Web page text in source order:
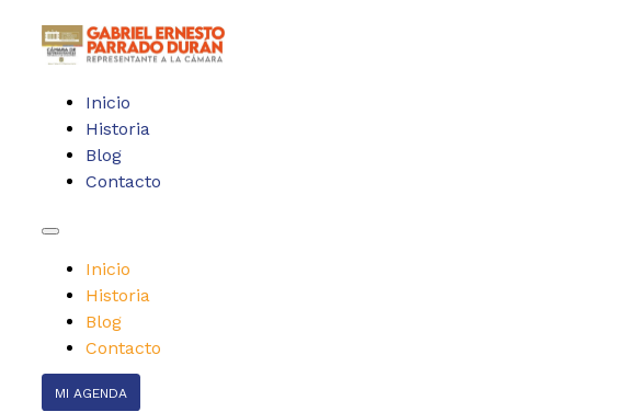
Inicio
Historia
Blog
Contacto
Inicio
Historia
Blog
Contacto
MI AGENDA